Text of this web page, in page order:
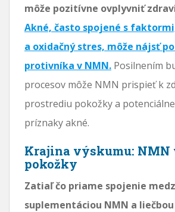
môže pozitívne ovplyvniť
Akné, často spojené s
a oxidačný stres, môže nájsť
protivníka v NMN. Posilnením
procesov môže NMN prispieť k
prostrediu pokožky a
príznaky akné.
Krajina výskumu: NMN
pokožky
Zatiaľ čo priame spojenie
suplementáciou NMN a